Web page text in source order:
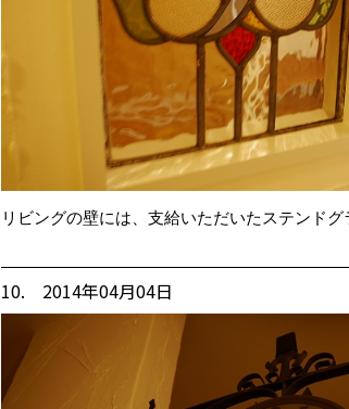
リビングの壁には、支給いただいたステンドグ
10. 2014年04月04日